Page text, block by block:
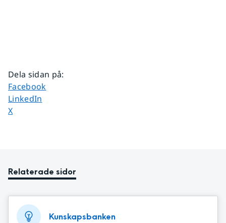
Dela sidan på:
Dela sidan på
Facebook
Dela sidan på
LinkedIn
Dela sidan på
X
Relaterade sidor
Kunskapsbanken